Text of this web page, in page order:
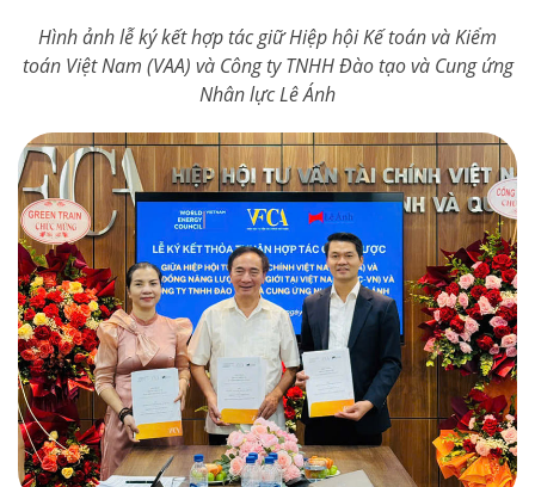
Hình ảnh lễ ký kết hợp tác giữ Hiệp hội Kế toán và Kiểm
toán Việt Nam (VAA) và Công ty TNHH Đào tạo và Cung ứng
Nhân lực Lê Ánh